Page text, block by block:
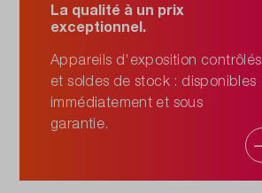
La qualité à un prix
exceptionnel.
Appareils d'exposition contrôlés
et soldes de stock : disponibles
immédiatement et sous
garantie.